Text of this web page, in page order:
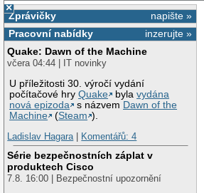
×
napište »
Zprávičky
inzerujte »
Pracovní nabídky
Quake: Dawn of the Machine
včera 04:44 | IT novinky
U příležitosti 30. výročí vydání
počítačové hryQuake bylavydána
nová epizoda
s názvem Dawn of the
Machine
(Steam ).
Ladislav Hagara| Komentářů: 4
Série bezpečnostních záplat v
produktech Cisco
7.8. 16:00 | Bezpečnostní upozornění